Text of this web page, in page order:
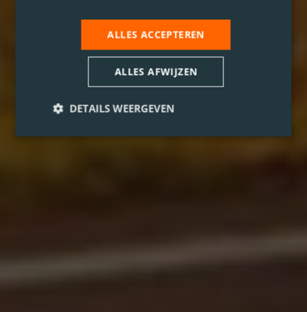
ALLES ACCEPTEREN
ALLES AFWIJZEN
DETAILS WEERGEVEN